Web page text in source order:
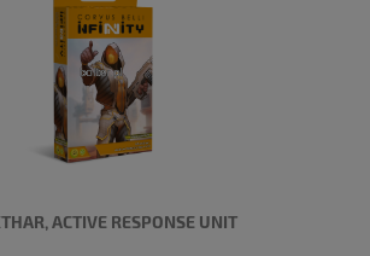
ACTIVE RESPONSE UNIT